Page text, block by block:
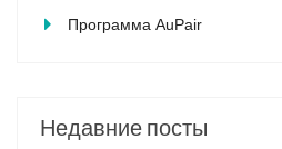
Программа AuPair
Недавние посты